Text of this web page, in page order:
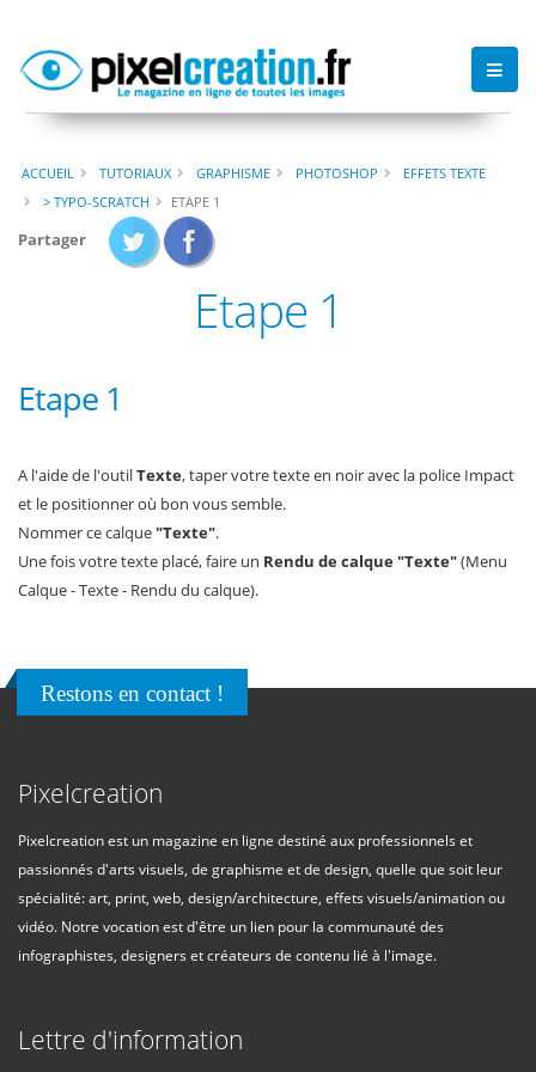
ACCUEIL TUTORIAUX GRAPHISME PHOTOSHOP
EFFETS TEXTE
> TYPO-SCRATCH
ETAPE 1
Partager
Etape 1
Etape 1
A l'aide de l'outilTexte, taper votre texte en noir avec la police Impact
et le positionner où bon vous semble.
Nommer ce calque"Texte".
Une fois votre texte placé, faire un Rendu de calque "Texte"(Menu
Calque - Texte - Rendu du calque).
Restons en contact !
Pixelcreation
Pixelcreation est un magazine en ligne destiné aux professionnels et
passionnés d'arts visuels, de graphisme et de design, quelle que soit leur
spécialité: art, print, web, design/architecture, effets visuels/animation ou
vidéo. Notre vocation est d'être un lien pour la communauté des
infographistes, designers et créateurs de contenu lié à l'image.
Lettre d'information